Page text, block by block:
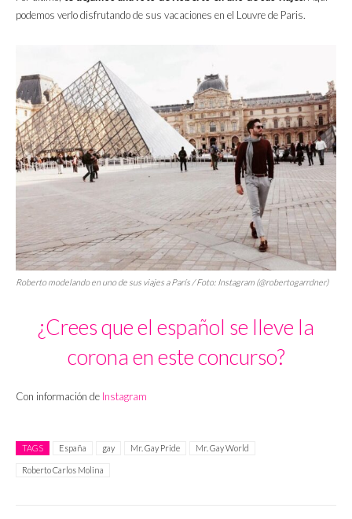
podemos verlo disfrutando de sus vacaciones en el Louvre de Paris.
Roberto modelando en uno de sus viajes a París / Foto: Instagram (@robertogarrdner)
¿Crees que el español se lleve la
corona en este concurso?
Con información de Instagram
TAGS España gay Mr. Gay Pride Mr. Gay World
Roberto Carlos Molina